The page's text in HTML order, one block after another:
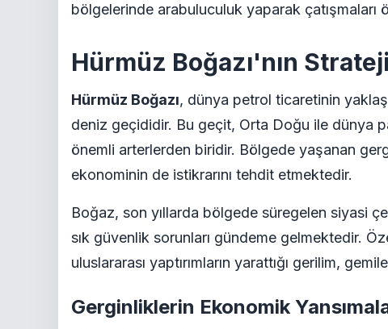
bölgelerinde arabuluculuk yaparak çatışmaları
Hürmüz Boğazı'nın
Hürmüz Boğazı, dünya petrol ticaretinin
deniz geçididir. Bu geçit, Orta Doğu ile dünya
önemli arterlerden biridir. Bölgede yaşanan
ekonominin de istikrarını tehdit etmektedir.
Boğaz, son yıllarda bölgede süregelen siyasi
sık güvenlik sorunları gündeme gelmektedir.
uluslararası yaptırımların yarattığı gerilim,
Gerginliklerin Ekonomik